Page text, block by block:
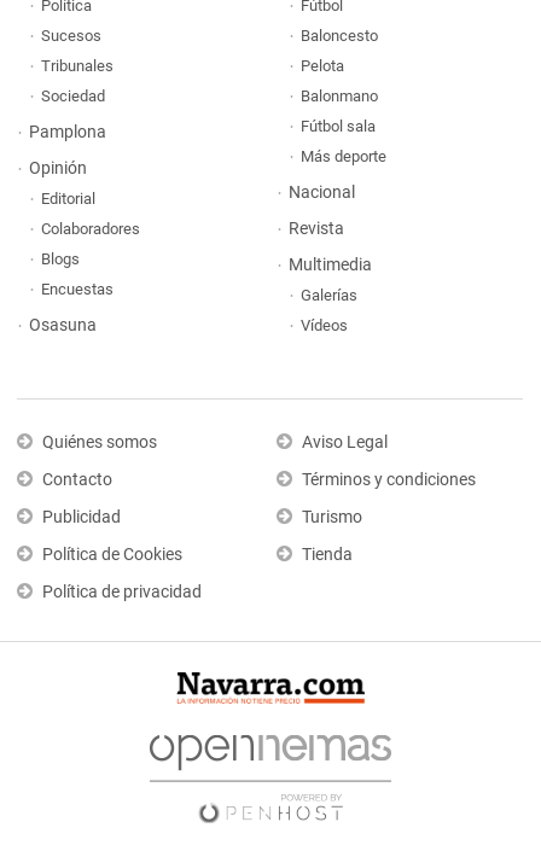
Política
Sucesos
Tribunales
Sociedad
Pamplona
Opinión
Editorial
Colaboradores
Blogs
Encuestas
Osasuna
Fútbol
Baloncesto
Pelota
Balonmano
Fútbol sala
Más deporte
Nacional
Revista
Multimedia
Galerías
Vídeos
Quiénes somos
Contacto
Publicidad
Política de Cookies
Política de privacidad
Aviso Legal
Términos y condiciones
Turismo
Tienda